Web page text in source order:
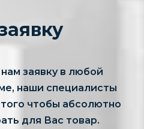
заявку в любой
наши специалисты
чтобы абсолютно
для Вас товар.